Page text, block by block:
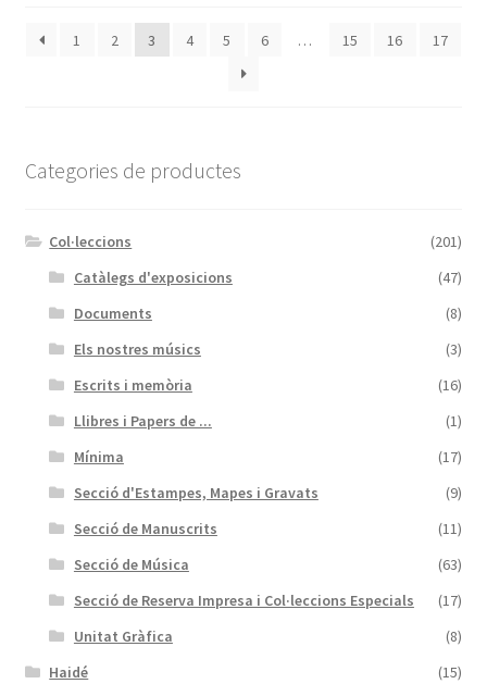
1 2 3 4 5 6 … 15 16 17
Categories de productes
Col·leccions
(201)
Catàlegs d'exposicions
(47)
Documents
(8)
Els nostres músics
(3)
Escrits i memòria
(16)
Llibres i Papers de ...
(1)
Mínima
(17)
Secció d'Estampes, Mapes i Gravats
(9)
Secció de Manuscrits
(11)
Secció de Música
(63)
Secció de Reserva Impresa i Col·leccions Especials
(17)
Unitat Gràfica
(8)
Haidé
(15)